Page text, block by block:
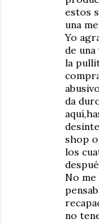
estos
una
Yo
de
la
da
shop
los
No me
no